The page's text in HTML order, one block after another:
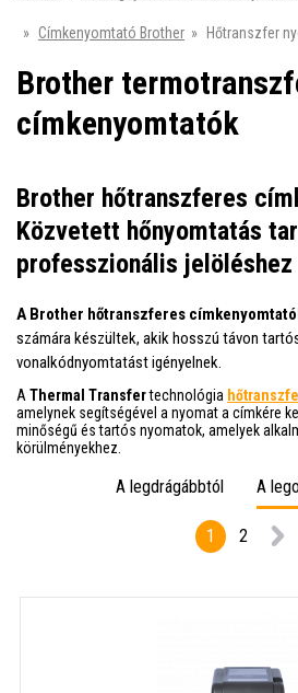
» Címkenyomtató Brother » Hőtranszfer
Brother
címkenyomtatók
Brother hőtranszferes
Közvetett hőnyomtatás
professzionális jelöléshez
A Brother hőtranszferes
számára készültek, akik hosszú távon
vonalkódnyomtatást igényelnek.
A Thermal Transfertechnológia
amelynek segítségével a nyomat a címkére
minőségű és tartós nyomatok, amelyek
körülményekhez.
A legdrágábbtól A
1 2